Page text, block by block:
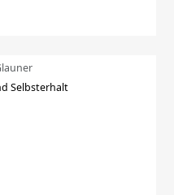
Selbsterhalt